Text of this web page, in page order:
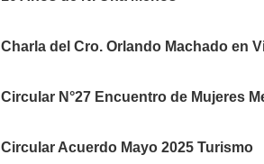
Charla del Cro. Orlando Machado en
Circular N°27 Encuentro de Mujeres
Circular Acuerdo Mayo 2025 Turismo